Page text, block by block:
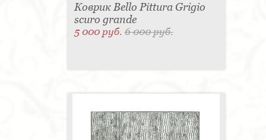
Коврик Bello Pittura Grigio
scuro grande
5 000 руб.6 000 руб.